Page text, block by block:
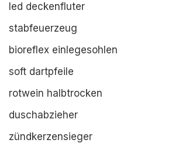
led deckenfluter
stabfeuerzeug
bioreflex einlegesohlen
soft dartpfeile
rotwein halbtrocken
duschabzieher
zündkerzensieger